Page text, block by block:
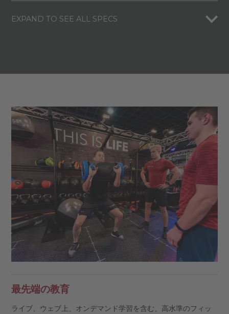
EXPAND TO SEE ALL SPECS
最先端の教育
ライブ、ウェブ上、オンデマンド学習を含む、高水準のフィッ